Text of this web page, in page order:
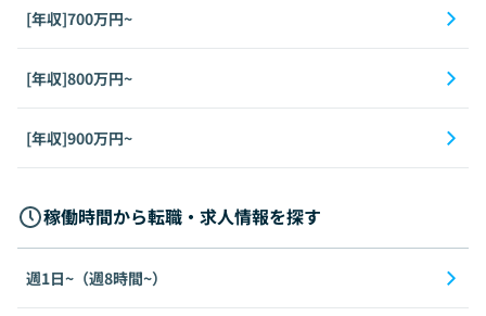
[年収]700万円~
[年収]800万円~
[年収]900万円~
稼働時間から転職・求人情報を探す
週1日~（週8時間~）